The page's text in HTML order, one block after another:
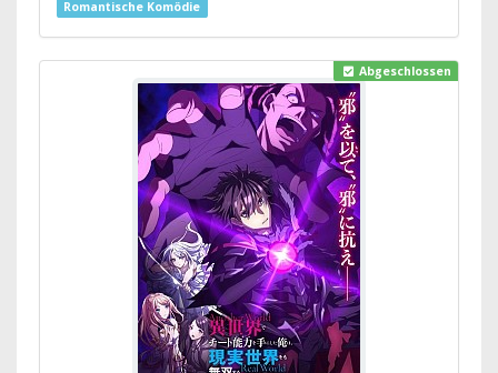
Romantische Komödie
Abgeschlossen